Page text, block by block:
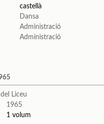
castellà
Dansa
Administració
Administració
Liceu
1965
1 volum